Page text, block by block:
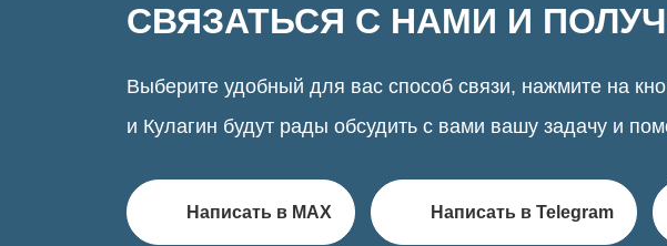
СВЯЗАТЬСЯ С НАМИ И
Выберите удобный для вас способ связи, нажмите на
и Кулагин будут рады обсудить с вами вашу задачу и
Написать в MAX Написать в Telegram